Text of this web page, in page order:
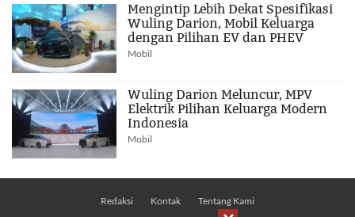
Mengintip Lebih Dekat Spesifikasi
Wuling Darion, Mobil Keluarga
dengan Pilihan EV dan PHEV
Mobil
Wuling Darion Meluncur, MPV
Elektrik Pilihan Keluarga Modern
Indonesia
Mobil
Redaksi Kontak Tentang Kami